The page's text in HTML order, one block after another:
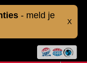
- meld je
X